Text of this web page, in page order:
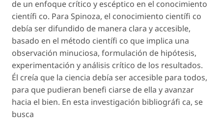
de un enfoque crítico y escéptico en el conocimiento
científi co. Para Spinoza, el conocimiento científi co
debía ser difundido de manera clara y accesible,
basado en el método científi co que implica una
observación minuciosa, formulación de hipótesis,
experimentación y análisis crítico de los resultados.
Él creía que la ciencia debía ser accesible para todos,
para que pudieran benefi ciarse de ella y avanzar
hacia el bien. En esta investigación bibliográfi ca, se
busca